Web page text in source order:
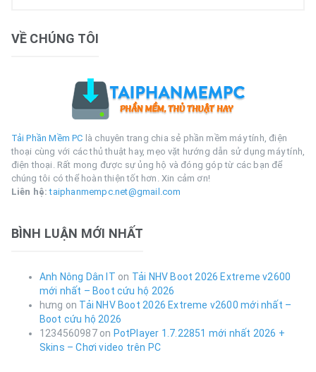
VỀ CHÚNG TÔI
Tải Phần Mềm PC là chuyên trang chia sẻ phần mềm máy tính, điện
thoại cùng với các thủ thuật hay, mẹo vặt hướng dẫn sử dụng máy tính,
điện thoại. Rất mong được sự ủng hộ và đóng góp từ các bạn để
chúng tôi có thể hoàn thiện tốt hơn. Xin cảm ơn!
Liên hệ: taiphanmempc.net@gmail.com
BÌNH LUẬN MỚI NHẤT
Anh Nông Dân IT on Tải NHV Boot 2026 Extreme v2600
mới nhất – Boot cứu hộ 2026
hưng on Tải NHV Boot 2026 Extreme v2600 mới nhất –
Boot cứu hộ 2026
1234560987on PotPlayer 1.7.22851 mới nhất 2026 +
Skins – Chơi video trên PC